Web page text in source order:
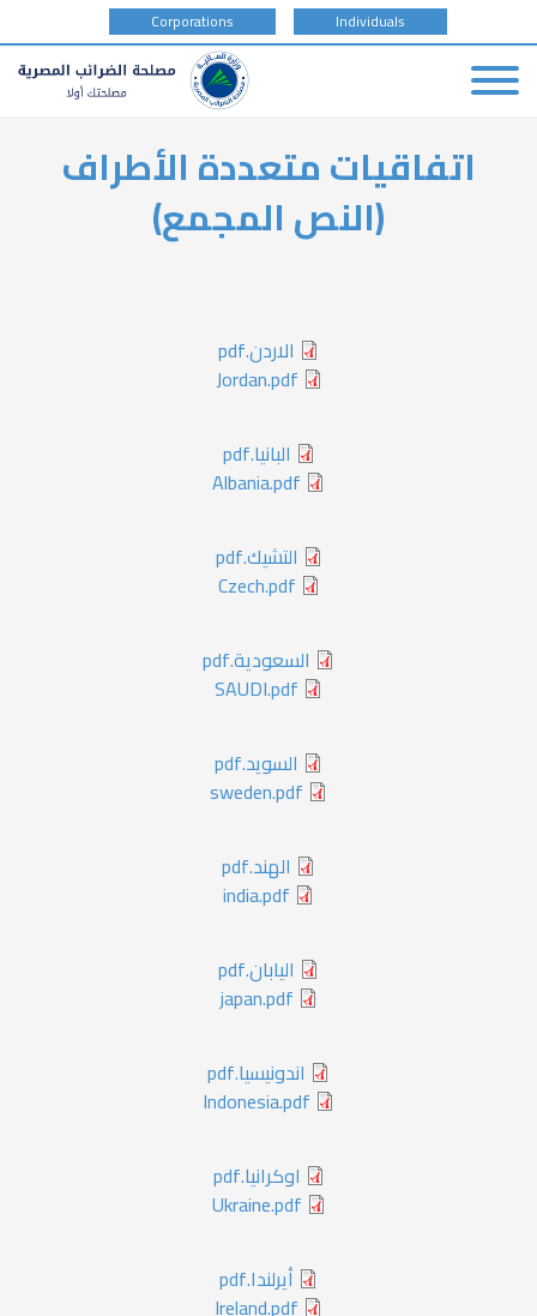
type
Corporations Individuals
اتفاقيات متعددة الأطراف
(النص المجمع)
الاردن.pdf
Jordan.pdf
البانيا.pdf
Albania.pdf
التشيك.pdf
Czech.pdf
السعودية.pdf
SAUDI.pdf
السويد.pdf
sweden.pdf
الهند.pdf
india.pdf
اليابان.pdf
japan.pdf
اندونيسيا.pdf
Indonesia.pdf
اوكرانيا.pdf
Ukraine.pdf
أيرلندا.pdf
Ireland.pdf